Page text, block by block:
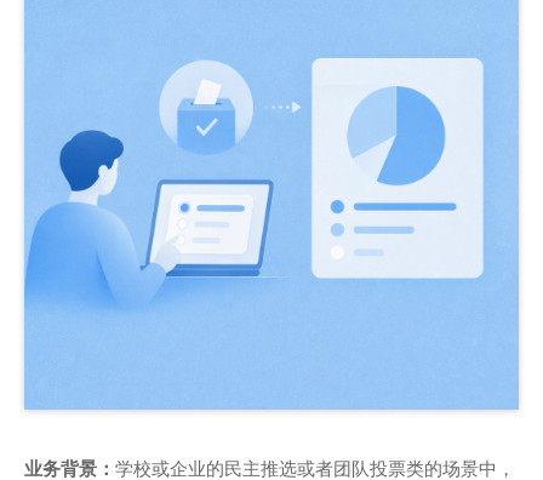
业务背景： 学校或企业的民主推选或者团队投票类的场景中，